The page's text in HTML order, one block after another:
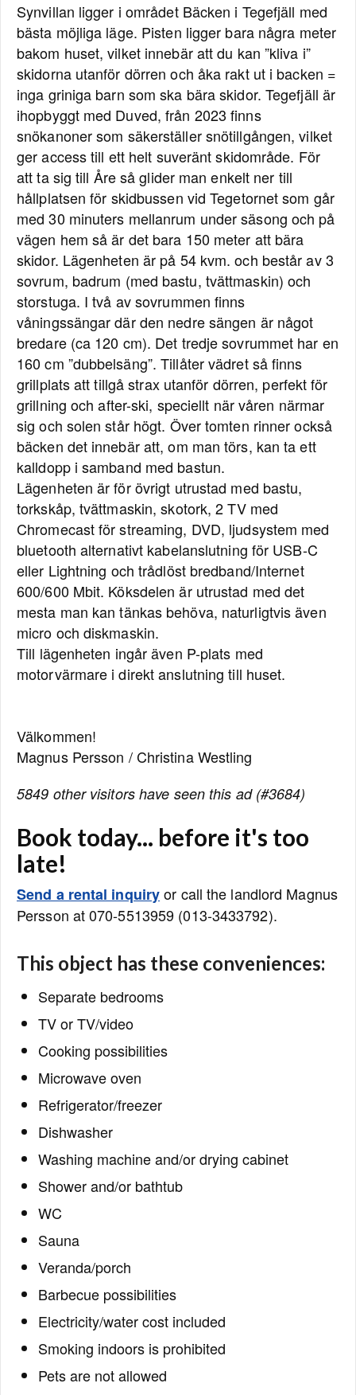
Synvillan ligger i området Bäcken i Tegefjäll med
bästa möjliga läge. Pisten ligger bara några meter
bakom huset, vilket innebär att du kan ”kliva i”
skidorna utanför dörren och åka rakt ut i backen =
inga griniga barn som ska bära skidor. Tegefjäll är
ihopbyggt med Duved, från 2023 finns
snökanoner som säkerställer snötillgången, vilket
ger access till ett helt suveränt skidområde. För
att ta sig till Åre så glider man enkelt ner till
hållplatsen för skidbussen vid Tegetornet som går
med 30 minuters mellanrum under säsong och på
vägen hem så är det bara 150 meter att bära
skidor. Lägenheten är på 54 kvm. och består av 3
sovrum, badrum (med bastu, tvättmaskin) och
storstuga. I två av sovrummen finns
våningssängar där den nedre sängen är något
bredare (ca 120 cm). Det tredje sovrummet har en
160 cm ”dubbelsäng”. Tillåter vädret så finns
grillplats att tillgå strax utanför dörren, perfekt för
grillning och after-ski, speciellt när våren närmar
sig och solen står högt. Över tomten rinner också
bäcken det innebär att, om man törs, kan ta ett
kalldopp i samband med bastun.
Lägenheten är för övrigt utrustad med bastu,
torkskåp, tvättmaskin, skotork, 2 TV med
Chromecast för streaming, DVD, ljudsystem med
bluetooth alternativt kabelanslutning för USB-C
eller Lightning och trådlöst bredband/Internet
600/600 Mbit. Köksdelen är utrustad med det
mesta man kan tänkas behöva, naturligtvis även
micro och diskmaskin.
Till lägenheten ingår även P-plats med
motorvärmare i direkt anslutning till huset.
Välkommen!
Magnus Persson / Christina Westling
5849 other visitors have seen this ad (#3684)
Book today... before it's too
late!
Send a rental inquiryor call the landlord Magnus
Persson at 070-5513959 (013-3433792).
This object has these conveniences:
Separate bedrooms
TV or TV/video
Cooking possibilities
Microwave oven
Refrigerator/freezer
Dishwasher
Washing machine and/or drying cabinet
Shower and/or bathtub
WC
Sauna
Veranda/porch
Barbecue possibilities
Electricity/water cost included
Smoking indoors is prohibited
Pets are not allowed